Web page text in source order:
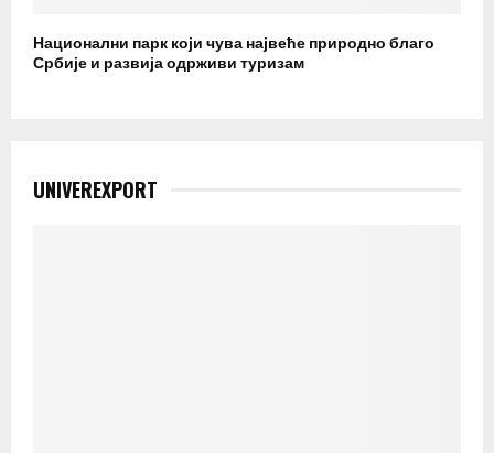
Национални парк који чува највеће природно благо
Србије и развија одрживи туризам
UNIVEREXPORT